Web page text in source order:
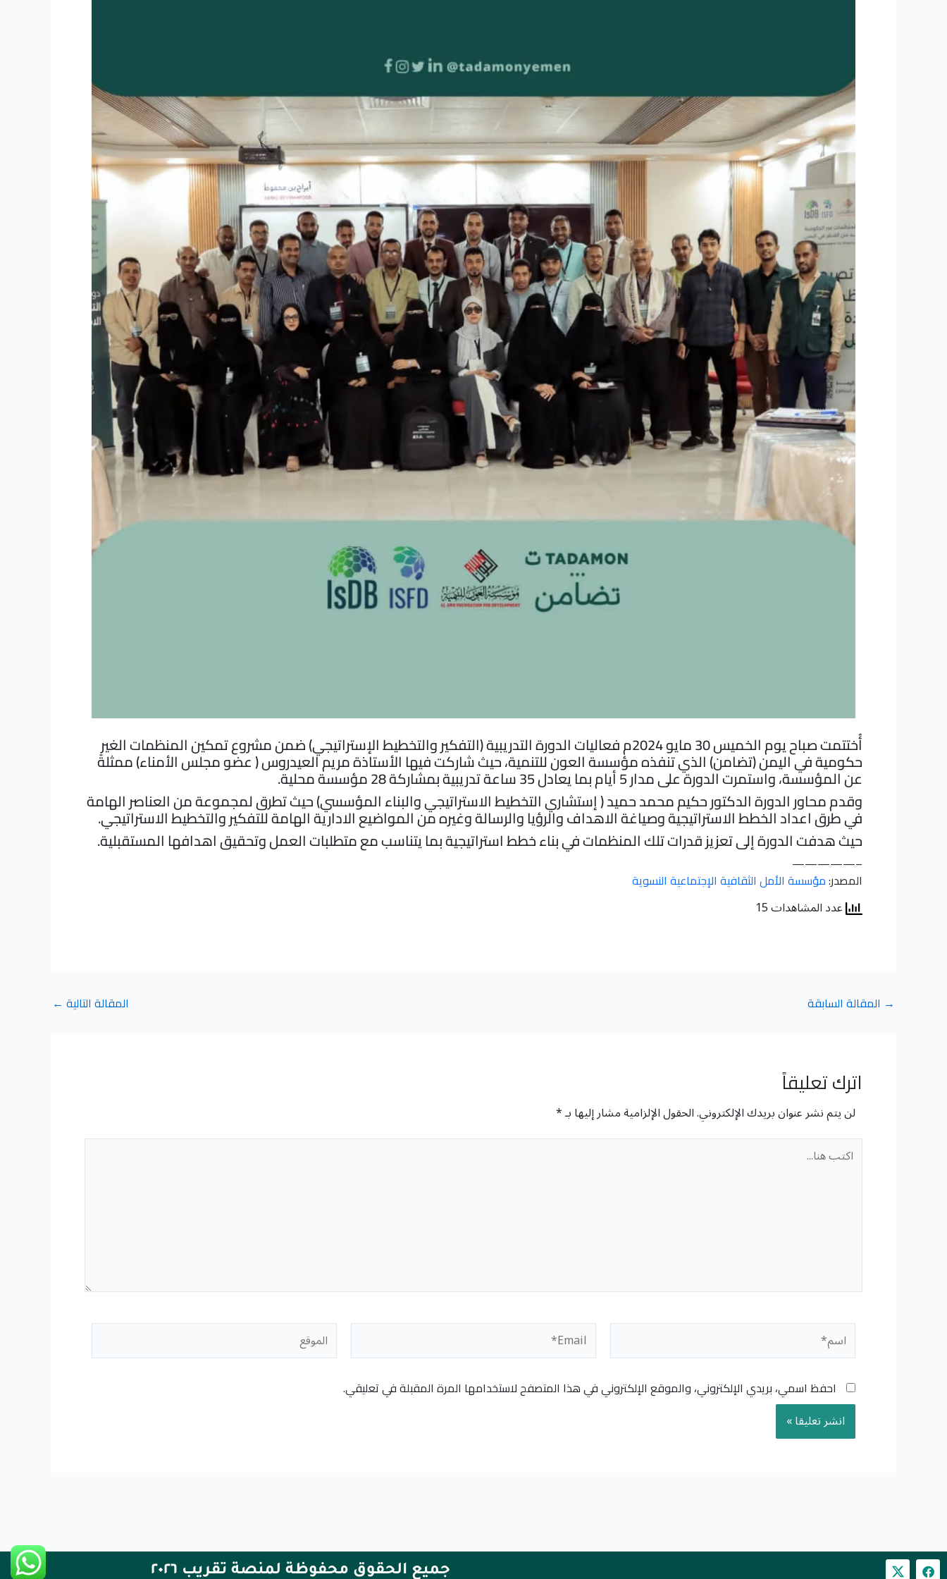
أُختتمت صباح يوم الخميس 30 مايو 2024م فعاليات الدورة التدريبية (التفكير والتخطيط الإستراتيجي) ضمن مشروع تمكين المنظمات الغير
حكومية في اليمن (تضامن) الذي تنفذه مؤسسة العون للتنمية، حيث شاركت فيها الأستاذة مريم العيدروس ( عضو مجلس الأمناء) ممثلةً
عن المؤسسة، واستمرت الدورة على مدار 5 أيام بما يعادل 35 ساعة تدريبية بمشاركة 28 مؤسسة محلية.
وقدم محاور الدورة الدكتور حكيم محمد حميد ( إستشاري التخطيط الاستراتيجي والبناء المؤسسي) حيث تطرق لمجموعة من العناصر الهامة
في طرق اعداد الخطط الاستراتيجية وصياغة الاهداف والرؤيا والرسالة وغيره من المواضيع الادارية الهامة للتفكير والتخطيط الاستراتيجي.
حيث هدفت الدورة إلى تعزيز قدرات تلك المنظمات في بناء خطط استراتيجية بما يتناسب مع متطلبات العمل وتحقيق اهدافها المستقبلية.
—————–
المصدر:مؤسسة الأمل الثقافية الإجتماعية النسوية
عدد المشاهدات 15
→ المقالة السابقة المقالة التالية ←
اترك تعليقاً
لن يتم نشر عنوان بريدك الإلكتروني.الحقول الإلزامية مشار إليها بـ*
اكتب
هنا...
اسم* Email* الموقع
احفظ اسمي، بريدي الإلكتروني، والموقع الإلكتروني في هذا المتصفح لاستخدامها المرة المقبلة في تعليقي.
F جميع الحقوق محفوظة لمنصة تقريب ٢٠٢٦